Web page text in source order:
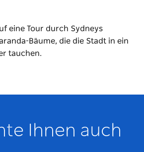
eine Tour durch Sydneys
Bäume, die die Stadt in ein
tauchen.
Ihnen auch